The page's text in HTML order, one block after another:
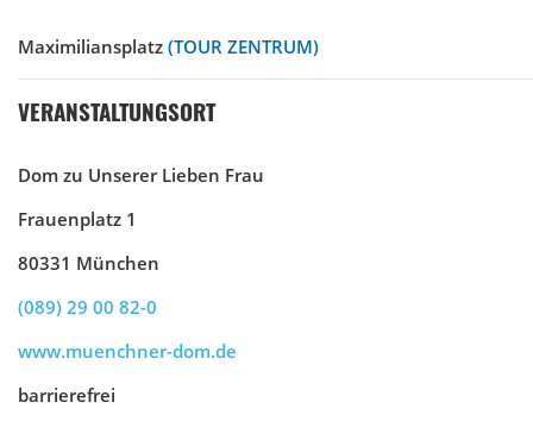
Maximiliansplatz (TOUR ZENTRUM)
VERANSTALTUNGSORT
Dom zu Unserer Lieben Frau
Frauenplatz 1
80331 München
(089) 29 00 82-0
www.muenchner-dom.de
barrierefrei